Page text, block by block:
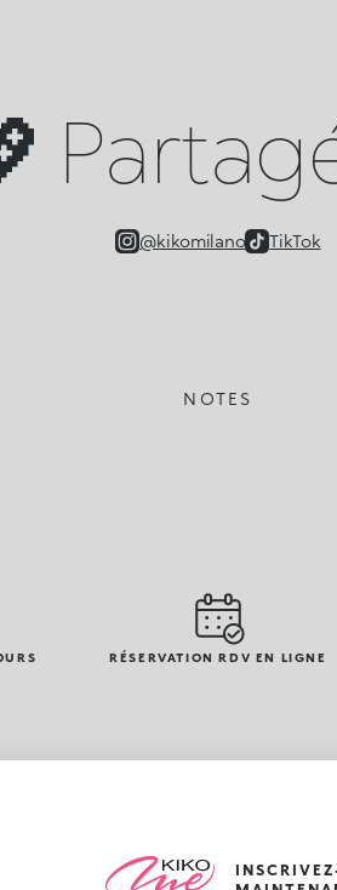
@kikomilano TikTok
NOTES
RÉSERVATION RDV EN LIGNE